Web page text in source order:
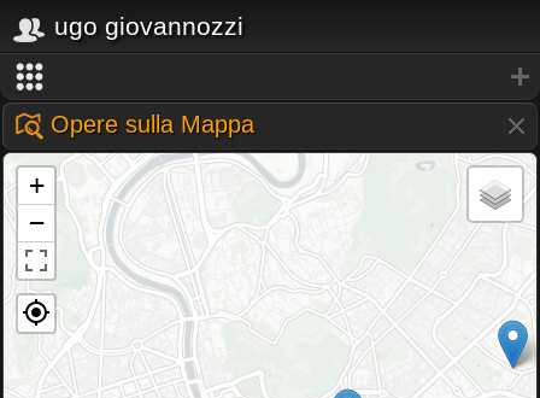
ugo giovannozzi
Opere sulla Mappa
+
−